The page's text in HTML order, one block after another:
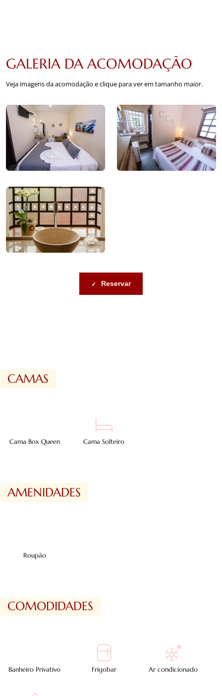
GALERIA DA ACOMODAÇÃO
Veja imagens da acomodação e clique para ver em tamanho maior.
Reservar
CAMAS
Cama Box Queen Cama Solteiro
AMENIDADES
Roupão
COMODIDADES
Banheiro Privativo Frigobar Ar condicionado